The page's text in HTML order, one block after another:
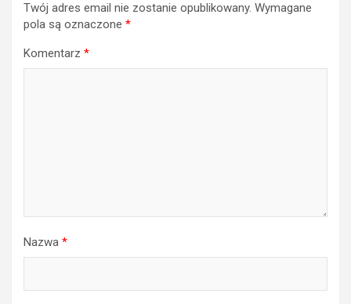
Twój adres email nie zostanie opublikowany. Wymagane
pola są oznaczone *
Komentarz *
Nazwa *